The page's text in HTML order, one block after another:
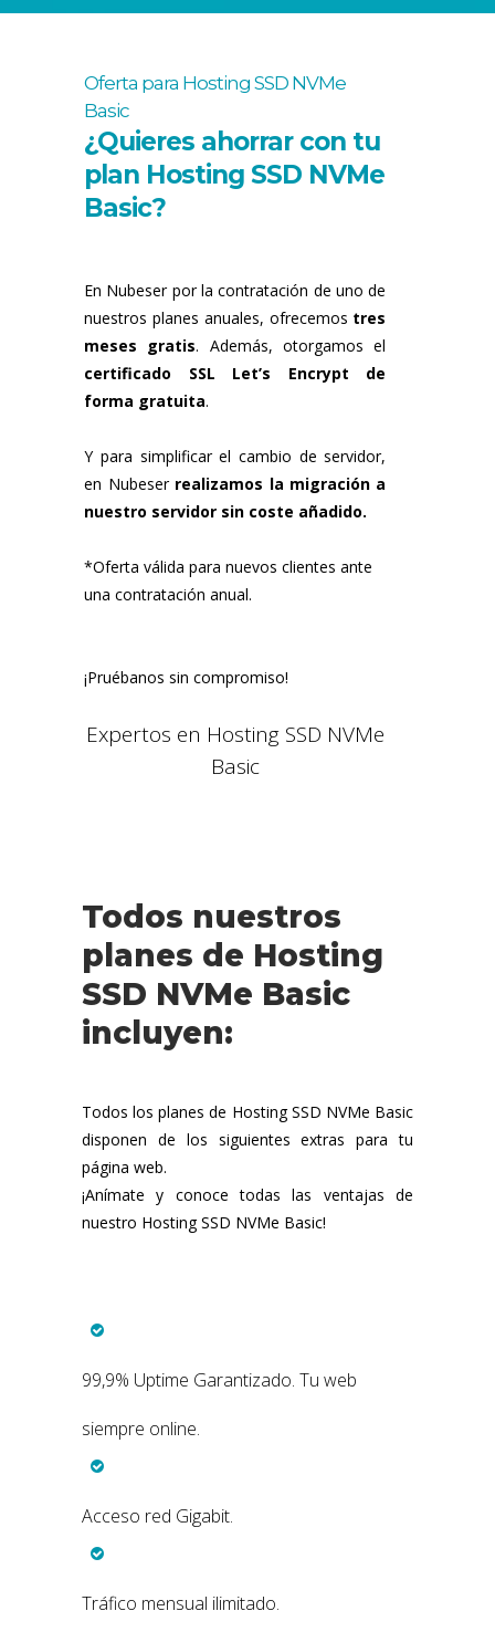
Oferta para Hosting SSD NVMe
Basic
¿Quieres ahorrar con tu
plan Hosting SSD NVMe
Basic?
En Nubeser por la contratación de uno de
nuestros planes anuales, ofrecemos tres
meses gratis. Además, otorgamos el
certificado SSL Let’s Encrypt de
forma gratuita.
Y para simplificar el cambio de servidor,
en Nubeser realizamos la migración a
nuestro servidor sin coste añadido.
*Oferta válida para nuevos clientes ante
una contratación anual.
¡Pruébanos sin compromiso!
Expertos en Hosting SSD NVMe
Basic
Todos nuestros
planes de Hosting
SSD NVMe Basic
incluyen:
Todos los planes de Hosting SSD NVMe Basic
disponen de los siguientes extras para tu
página web.
¡Anímate y conoce todas las ventajas de
nuestro Hosting SSD NVMe Basic!
99,9% Uptime Garantizado. Tu web
siempre online.
Acceso red Gigabit.
Tráfico mensual ilimitado.